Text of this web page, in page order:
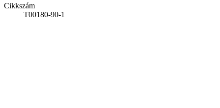
Cikkszám
T00180-90-1